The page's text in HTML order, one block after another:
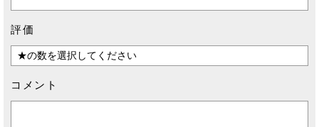
コメント
評価